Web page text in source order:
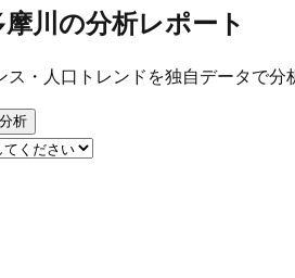
川の分析レポート
ス・人口トレンドを独自データで分
析